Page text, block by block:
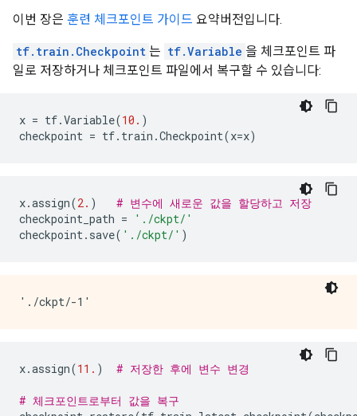
이번 장은 훈련 체크포인트 가이드 요약버전입니다.
tf.train.Checkpoint 는 tf.Variable 을 체크포인트 파
일로 저장하거나 체크포인트 파일에서 복구할 수 있습니다:
x = tf.Variable(10. )
checkpoint = tf. train .Checkpoint(x=x)
x.assign(2. )
# 변수에 새로운 값을 할당하고 저장
checkpoint_path =
'./ckpt/'
checkpoint. save( './ckpt/' )
x.assign(11. ) # 저장한 후에 변수 변경
# 체크포인트로부터 값을 복구